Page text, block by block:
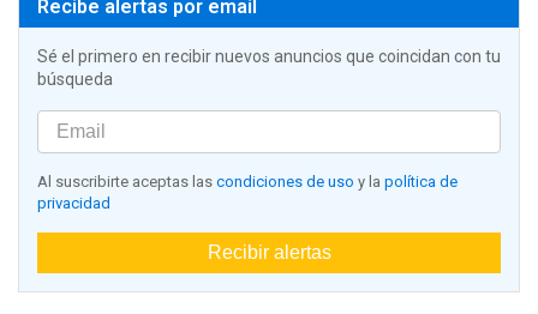
Recibe alertas por email
Sé el primero en recibir nuevos anuncios que coincidan con tu
búsqueda
Al suscribirte aceptas las condiciones de uso y la política de
privacidad
Recibir alertas